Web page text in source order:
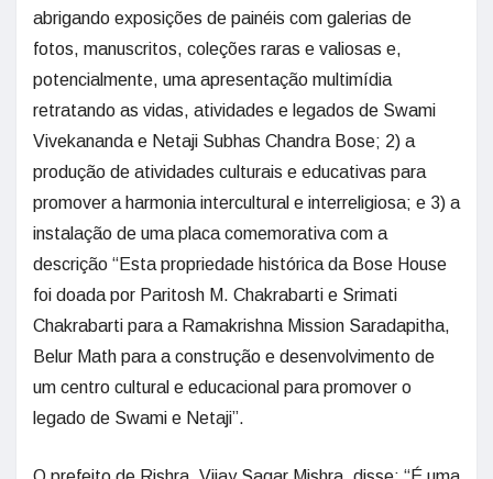
abrigando exposições de painéis com galerias de
fotos, manuscritos, coleções raras e valiosas e,
potencialmente, uma apresentação multimídia
retratando as vidas, atividades e legados de Swami
Vivekananda e Netaji Subhas Chandra Bose; 2) a
produção de atividades culturais e educativas para
promover a harmonia intercultural e interreligiosa; e 3) a
instalação de uma placa comemorativa com a
descrição “Esta propriedade histórica da Bose House
foi doada por Paritosh M. Chakrabarti e Srimati
Chakrabarti para a Ramakrishna Mission Saradapitha,
Belur Math para a construção e desenvolvimento de
um centro cultural e educacional para promover o
legado de Swami e Netaji”.